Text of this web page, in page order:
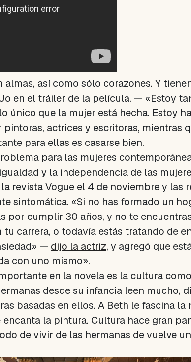
así como sólo corazones. Y
en el tráiler de la película. — «Estoy
único que la mujer está hecha. Estoy
actrices y escritoras, mientras
para ellas es casarse bien.
para las mujeres
y la independencia de las
revista Vogue el 4 de noviembre y las
sintomática. «Si no has formado un
por cumplir 30 años, y no te
carrera, o todavía estás tratando de
— dijo la actriz, y agregó que
con uno mismo».
en la novela es la cultura
desde su infancia leen mucho,
basadas en ellos. A Beth le fascina la
la pintura. Cultura hace gran
de vivir de las hermanas de vuelve